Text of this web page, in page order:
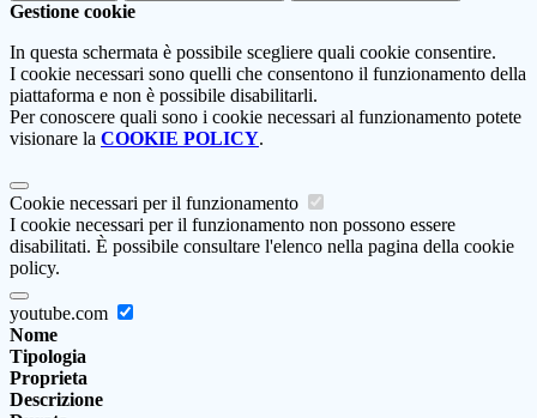
Gestione cookie
In questa schermata è possibile scegliere quali cookie consentire.
I cookie necessari sono quelli che consentono il funzionamento della
piattaforma e non è possibile disabilitarli.
Per conoscere quali sono i cookie necessari al funzionamento potete
visionare la COOKIE POLICY.
Cookie necessari per il funzionamento
I cookie necessari per il funzionamento non possono essere
disabilitati. È possibile consultare l'elenco nella pagina della cookie
policy.
youtube.com
Nome
Tipologia
Proprieta
Descrizione